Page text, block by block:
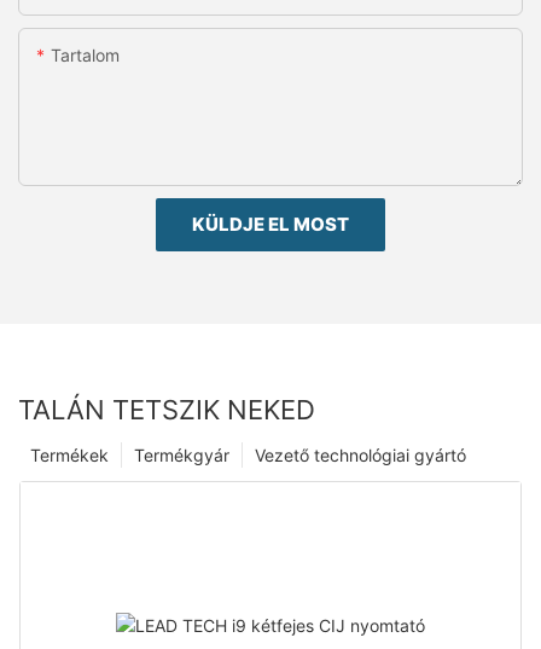
Tartalom
KÜLDJE EL MOST
TALÁN TETSZIK NEKED
Vezető technológiai gyártó
Termékgyár
Termékek